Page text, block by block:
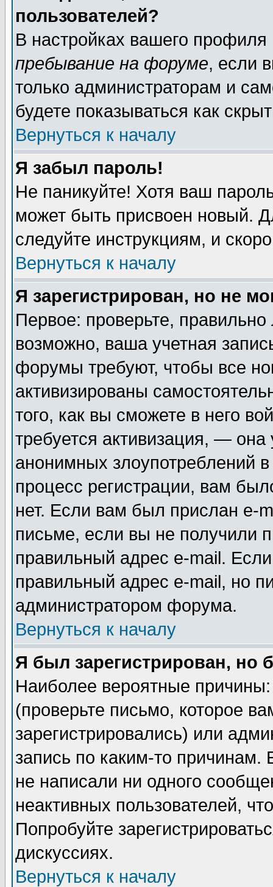
пользователей?
В настройках вашего
пребывание на форуме, если
только администраторам и
будете показываться как
Вернуться к началу
Я забыл пароль!
Не паникуйте! Хотя ваш
может быть присвоен новый.
следуйте инструкциям, и
Вернуться к началу
Я зарегистрирован, но не
Первое: проверьте,
возможно, ваша учетная
форумы требуют, чтобы все
активизированы
того, как вы сможете в него
требуется активизация, —
анонимных злоупотреблений
процесс регистрации, вам
нет. Если вам был прислан e-
письме, если вы не получили
правильный адрес e-mail.
правильный адрес e-mail, но
администратором форума.
Вернуться к началу
Я был зарегистрирован, но
Наиболее вероятные
(проверьте письмо, которое
зарегистрировались) или
запись по каким-то
не написали ни одного
неактивных пользователей,
Попробуйте
дискуссиях.
Вернуться к началу